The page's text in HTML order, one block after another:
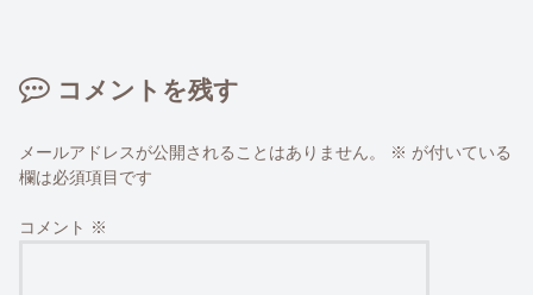
コメントを残す
メールアドレスが公開されることはありません。 ※ が付いている
欄は必須項目です
コメント ※